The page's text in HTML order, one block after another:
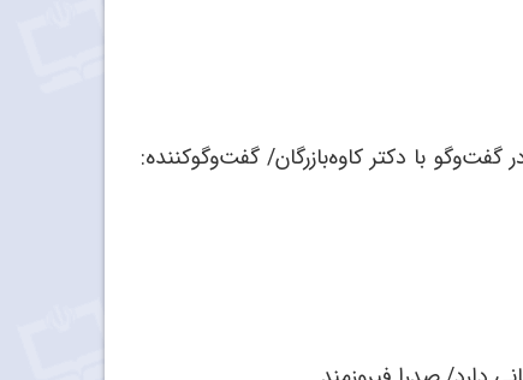
با دکتر کاوه‌بازرگان/ گفت‌وگوکننده: